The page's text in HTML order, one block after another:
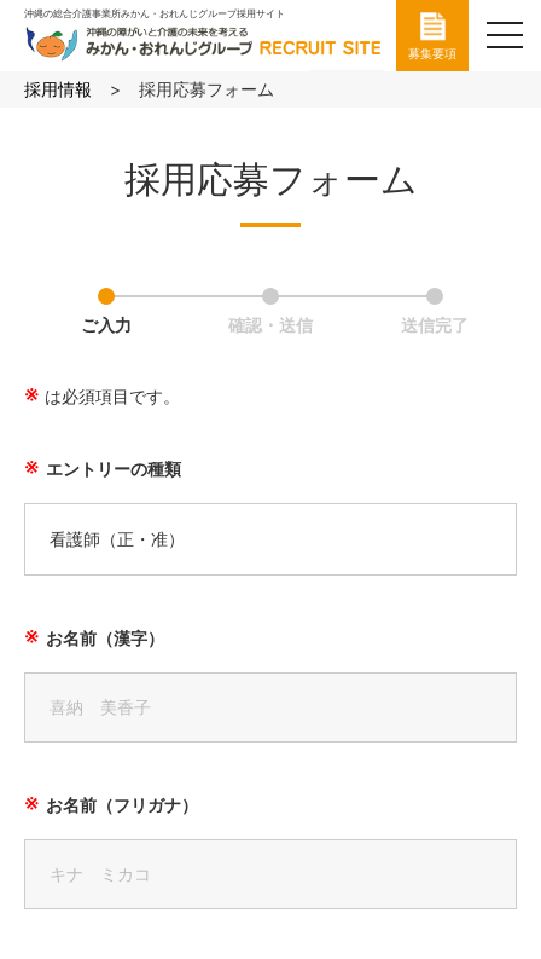
沖縄の総合介護事業所みかん・おれんじグループ採用サイト
募集要項
採用情報 採用応募フォーム
採用応募フォーム
ご入力 確認・送信 送信完了
は必須項目です。
エントリーの種類
看護師（正・准）
お名前（漢字）
お名前（フリガナ）